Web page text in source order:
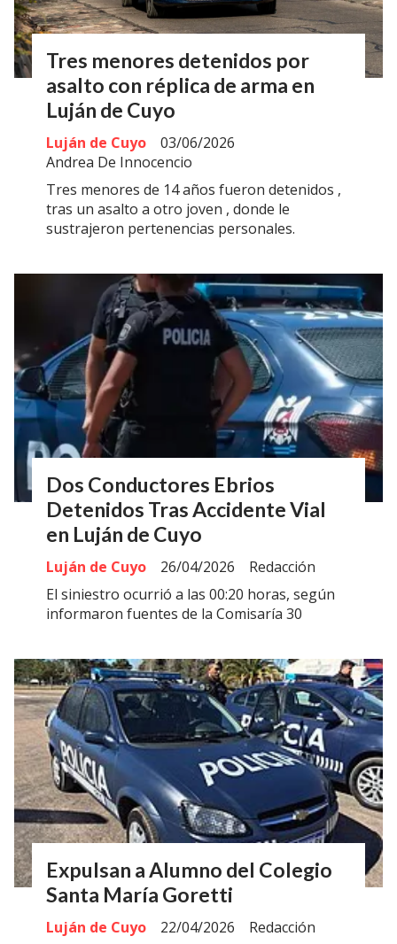
Tres menores detenidos por
asalto con réplica de arma en
Luján de Cuyo
Andrea De Innocencio
Luján de Cuyo 03/06/2026
Tres menores de 14 años fueron detenidos ,
tras un asalto a otro joven , donde le
sustrajeron pertenencias personales.
Dos Conductores Ebrios
Detenidos Tras Accidente Vial
en Luján de Cuyo
Redacción
Luján de Cuyo
26/04/2026
El siniestro ocurrió a las 00:20 horas, según
informaron fuentes de la Comisaría 30
Expulsan a Alumno del Colegio
Santa María Goretti
Redacción
Luján de Cuyo
22/04/2026